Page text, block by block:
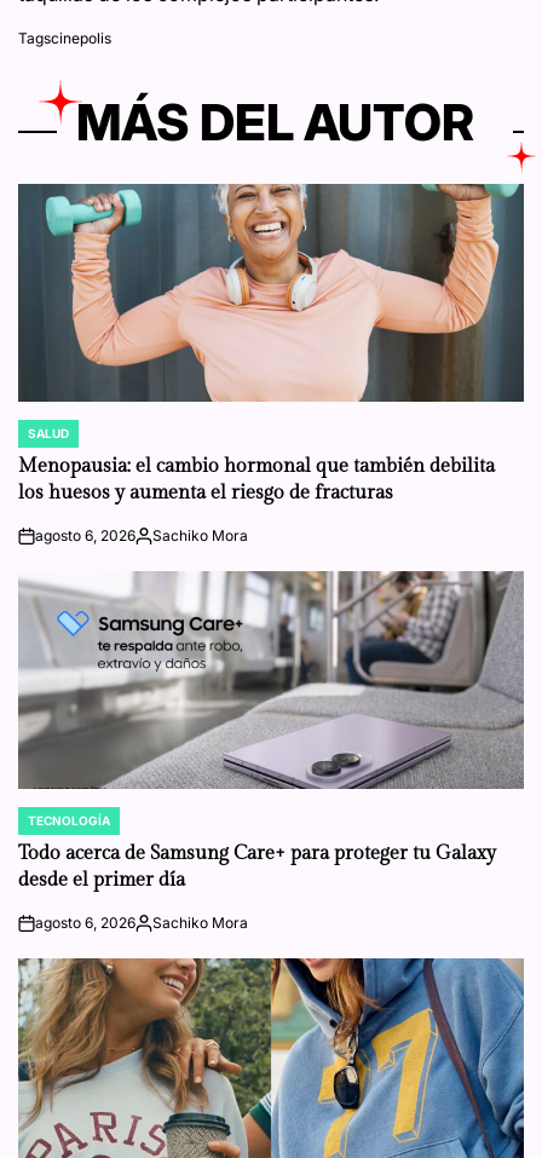
Tagscinepolis
MÁS DEL AUTOR
POSTED
IN
SALUD
Menopausia: el cambio hormonal que también debilita
los huesos y aumenta el riesgo de fracturas
onagosto 6, 2026Posted
Sachiko Mora
POSTED
IN
TECNOLOGÍA
Todo acerca de Samsung Care+ para proteger tu Galaxy
desde el primer día
onagosto 6, 2026Posted
Sachiko Mora